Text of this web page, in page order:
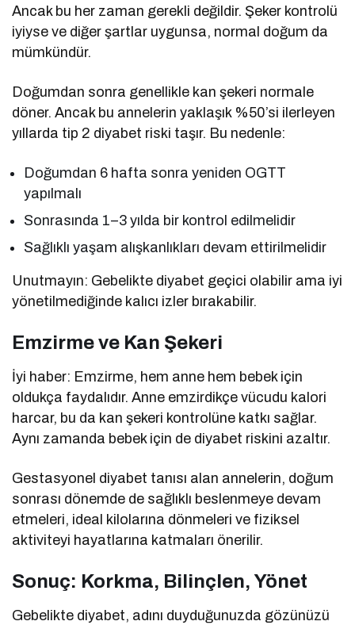
Ancak bu her zaman gerekli değildir. Şeker kontrolü
iyiyse ve diğer şartlar uygunsa, normal doğum da
mümkündür.
Doğumdan sonra genellikle kan şekeri normale
döner. Ancak bu annelerin yaklaşık %50’si ilerleyen
yıllarda tip 2 diyabet riski taşır. Bu nedenle:
Doğumdan 6 hafta sonra yeniden OGTT
yapılmalı
Sonrasında 1–3 yılda bir kontrol edilmelidir
Sağlıklı yaşam alışkanlıkları devam ettirilmelidir
Unutmayın: Gebelikte diyabet geçici olabilir ama iyi
yönetilmediğinde kalıcı izler bırakabilir.
Emzirme ve Kan Şekeri
İyi haber: Emzirme, hem anne hem bebek için
oldukça faydalıdır. Anne emzirdikçe vücudu kalori
harcar, bu da kan şekeri kontrolüne katkı sağlar.
Aynı zamanda bebek için de diyabet riskini azaltır.
Gestasyonel diyabet tanısı alan annelerin, doğum
sonrası dönemde de sağlıklı beslenmeye devam
etmeleri, ideal kilolarına dönmeleri ve fiziksel
aktiviteyi hayatlarına katmaları önerilir.
Sonuç: Korkma, Bilinçlen, Yönet
Gebelikte diyabet, adını duyduğunuzda gözünüzü